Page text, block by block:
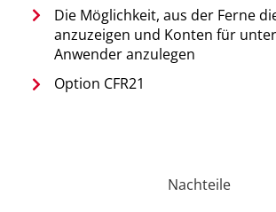
Die Möglichkeit, aus der Ferne
anzuzeigen und Konten für
Anwender anzulegen
Option CFR21
Nachteile